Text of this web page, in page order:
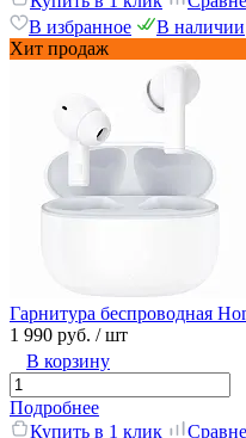
В избранное
В наличии
Хит продаж
Гарнитура беспроводная
1 990 руб. / шт
В корзину
Подробнее
Купить в 1 клик